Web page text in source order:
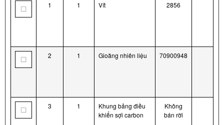
1 1 Vít 2856
2 1 Gioăng nhiên liệu 70900948
3 1
Khung bảng điều
khiển sợi carbon
Không
bán rời